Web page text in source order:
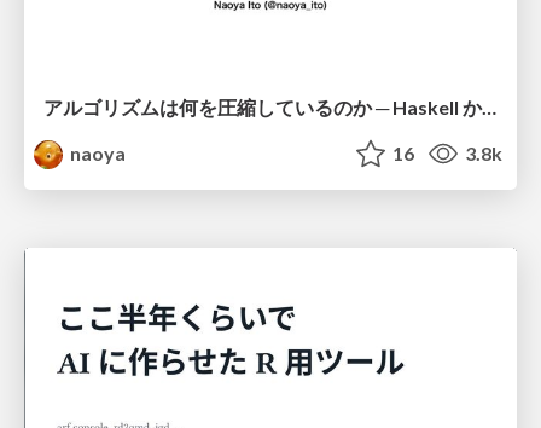
アルゴリズムは何を圧縮しているのか ─ Haskell から育った「圧縮代数」というメンタルモデル
naoya
16 3.8k